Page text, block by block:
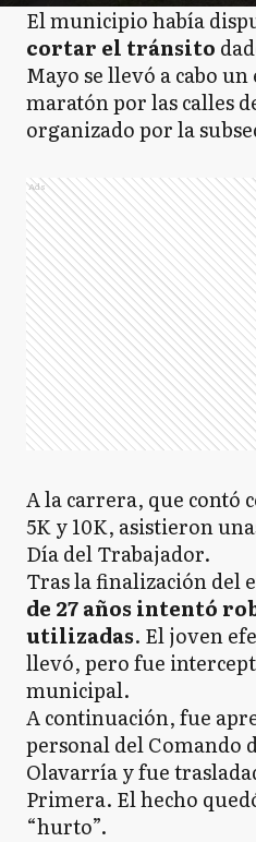
El municipio había
cortar el tránsito
Mayo se llevó a cabo
maratón por las calles
organizado por la
Ads
A la carrera, que contó
5K y 10K, asistieron
Día del Trabajador.
Tras la finalización del
de 27 años intentó
utilizadas. El joven
llevó, pero fue
municipal.
A continuación, fue
personal del Comando
Olavarría y fue
Primera. El hecho
“hurto”.